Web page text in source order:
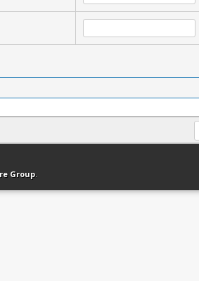
Version bas-débit (Archivé) Syndication RSS
Group.